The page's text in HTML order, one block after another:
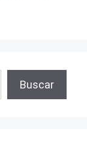
Buscar